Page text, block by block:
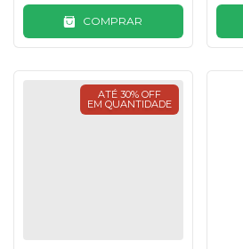
COMPRAR
ATÉ 30% OFF
EM QUANTIDADE